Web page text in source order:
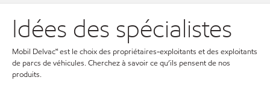
Idées des spécialistes
Mobil Delvac🅪 est le choix des propriétaires-exploitants et des exploitants
de parcs de véhicules. Cherchez à savoir ce qu’ils pensent de nos
produits.